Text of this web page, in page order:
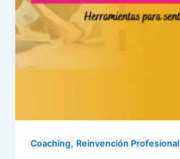
Coaching, Reinvención Profesional